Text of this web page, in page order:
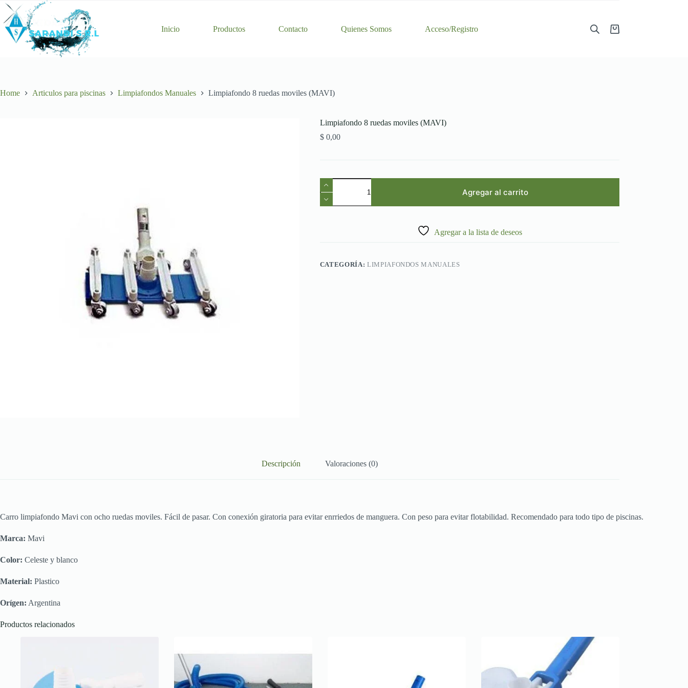
Skip
content
Inicio Productos Contacto Quienes Somos Acceso/Registro
Shopping
Home Articulos para piscinas Limpiafondos Manuales Limpiafondo 8 ruedas moviles (MAVI)
Limpiafondo 8 ruedas moviles (MAVI)
$0,00
Limpiafondo
8
ruedas
moviles
Agregar al carrito
Agregar a la lista de deseos
CATEGORÍA: LIMPIAFONDOS MANUALES
Descripción Valoraciones (0)
Carro limpiafondo Mavi con ocho ruedas moviles. Fácil de pasar. Con conexión giratoria para evitar enrriedos de manguera. Con peso para evitar flotabilidad. Recomendado para todo tipo de piscinas.
Marca: Mavi
Color: Celeste y blanco
Material: Plastico
Orígen: Argentina
Productos relacionados